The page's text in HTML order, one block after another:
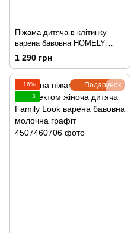
Піжама дитяча в клітинку
варена бавовна HOMELY
графіт
1 290 грн
Подарунок
−16%
3